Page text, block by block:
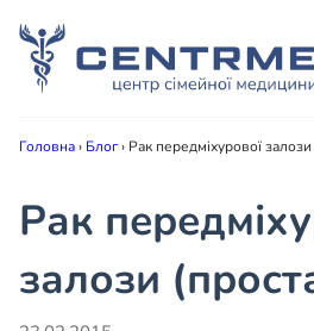
Головна› Блог› Рак передміхурової залози
Рак
залози